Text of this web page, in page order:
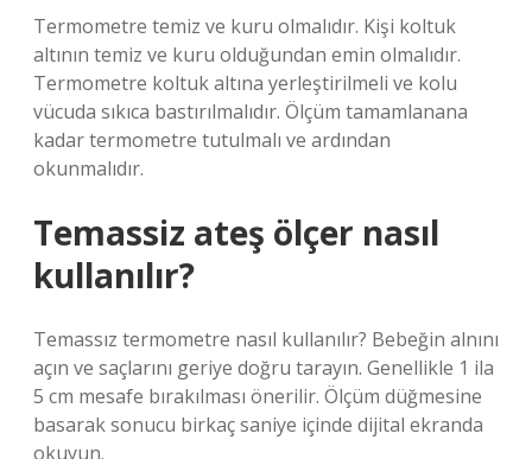
Termometre temiz ve kuru olmalıdır. Kişi koltuk
altının temiz ve kuru olduğundan emin olmalıdır.
Termometre koltuk altına yerleştirilmeli ve kolu
vücuda sıkıca bastırılmalıdır. Ölçüm tamamlanana
kadar termometre tutulmalı ve ardından
okunmalıdır.
Temassiz ateş ölçer nasıl
kullanılır?
Temassız termometre nasıl kullanılır? Bebeğin alnını
açın ve saçlarını geriye doğru tarayın. Genellikle 1 ila
5 cm mesafe bırakılması önerilir. Ölçüm düğmesine
basarak sonucu birkaç saniye içinde dijital ekranda
okuyun.